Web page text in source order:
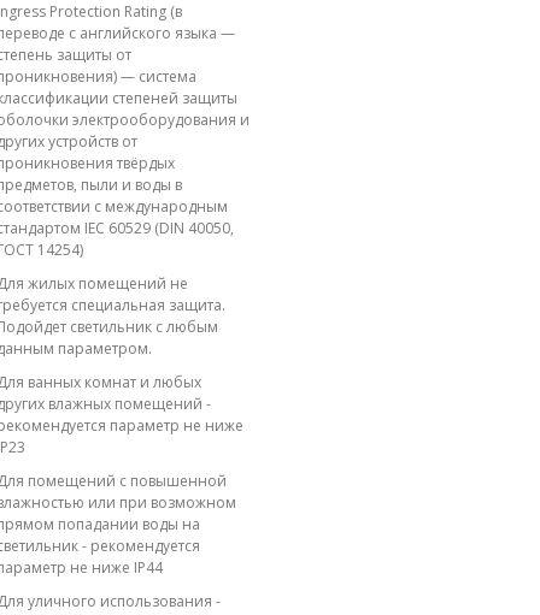
Protection Rating (в
с английского языка —
защиты от
— система
степеней защиты
электрооборудования и
устройств от
твёрдых
пыли и воды в
с международным
IEC 60529 (DIN 40050,
14254)
жилых помещений не
специальная защита.
светильник с любым
параметром.
ванных комнат и любых
влажных помещений -
параметр не ниже
помещений с повышенной
или при возможном
попадании воды на
- рекомендуется
не ниже IP44
уличного использования -